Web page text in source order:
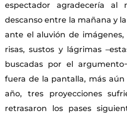
espectador agradecería al
descanso entre la mañana y
ante el aluvión de imágenes,
risas, sustos y lágrimas
buscadas por el
fuera de la pantalla, más aún
año, tres proyecciones
retrasaron los pases